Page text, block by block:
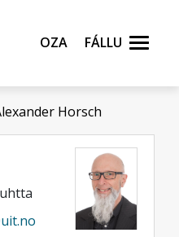
Oza
Fállu
Horsch